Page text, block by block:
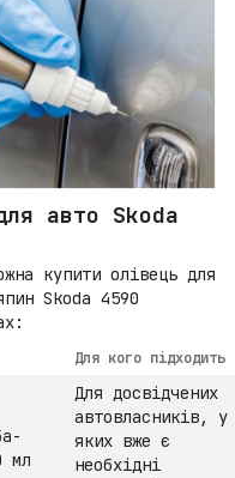
авто Skoda
купити олівець для
Skoda 4590
Для кого підходить
мл
Для досвідчених
автовласників, у
яких вже є
необхідні